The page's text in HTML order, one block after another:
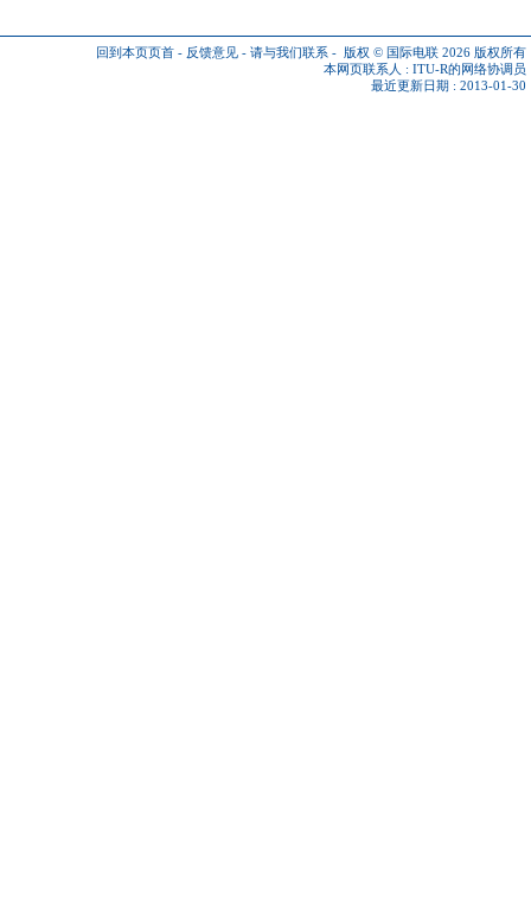
回到本页页首 - 反馈意见 - 请与我们联系 - 版权 © 国际电联 2026 版权所有
本网页联系人 : ITU-R的网络协调员
最近更新日期 : 2013-01-30